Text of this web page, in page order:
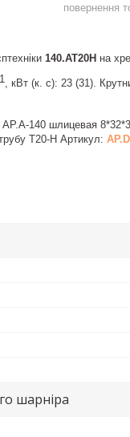
повернення
140.АТ20Н на
, кВт (к. с): 23 (31).
AP.A-140 шлицевая
Т20-Н Артикул:
шарніра